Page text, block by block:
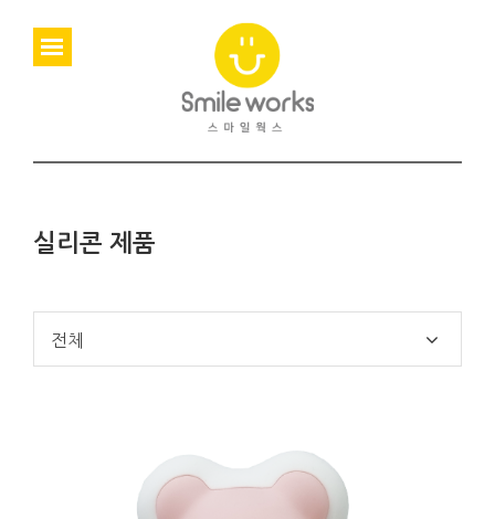
실리콘 제품
전체